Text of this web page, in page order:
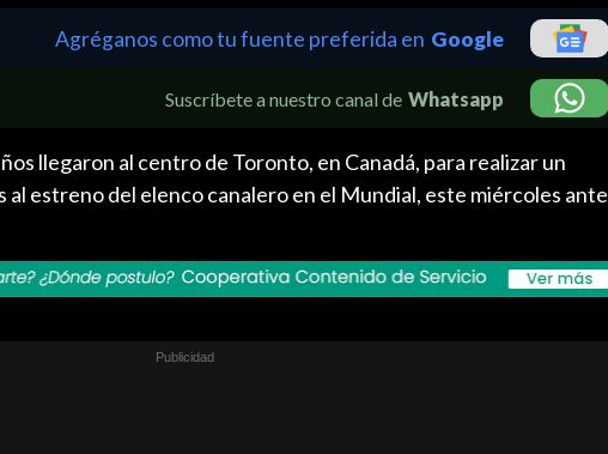
Agréganos como tu fuente preferida en Google
Suscríbete a nuestro canal de Whatsapp
llegaron al centro de Toronto, en Canadá, para realizar un
al estreno del elenco canalero en el Mundial, este miércoles ante